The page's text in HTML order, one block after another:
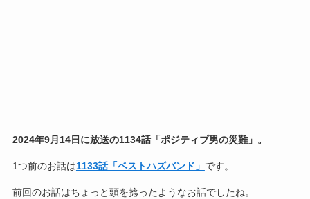
2024年9月14日に放送の1134話「ポジティブ男の災難」。
1つ前のお話は1133話「ベストハズバンド」 です。
前回のお話はちょっと頭を捻ったようなお話でしたね。